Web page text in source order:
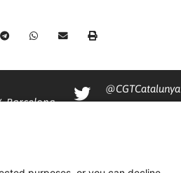
Barcelona
@CGTCatalunya
cgtcatalunya